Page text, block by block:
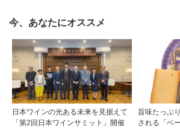
今、あなたにオススメ
日本ワインの光ある未来を見据えて
「第2回日本ワインサミット」開催
旨味たっぷ
される「ベ